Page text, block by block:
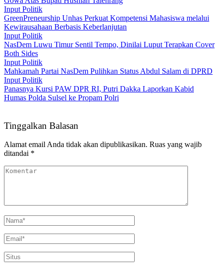
Input Politik
GreenPreneurship Unhas Perkuat Kompetensi Mahasiswa melalui
Kewirausahaan Berbasis Keberlanjutan
Input Politik
NasDem Luwu Timur Sentil Tempo, Dinilai Luput Terapkan Cover
Both Sides
Input Politik
Mahkamah Partai NasDem Pulihkan Status Abdul Salam di DPRD
Input Politik
Panasnya Kursi PAW DPR RI, Putri Dakka Laporkan Kabid
Humas Polda Sulsel ke Propam Polri
Tinggalkan Balasan
Alamat email Anda tidak akan dipublikasikan. Ruas yang wajib
ditandai *